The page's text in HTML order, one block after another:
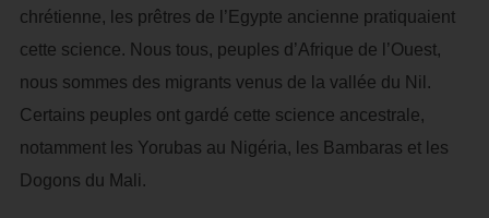
chrétienne, les prêtres de l’Egypte ancienne pratiquaient
cette science. Nous tous, peuples d’Afrique de l’Ouest,
nous sommes des migrants venus de la vallée du Nil.
Certains peuples ont gardé cette science ancestrale,
notamment les Yorubas au Nigéria, les Bambaras et les
Dogons du Mali.